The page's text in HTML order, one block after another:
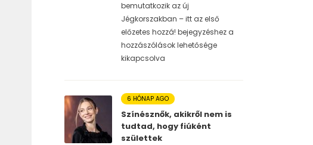
bemutatkozik az új
Jégkorszakban – itt az első
előzetes hozzá! bejegyzéshez a
hozzászólások lehetősége
kikapcsolva
6 HÓNAP AGO
Színésznők, akikről nem is
tudtad, hogy fiúként
születtek